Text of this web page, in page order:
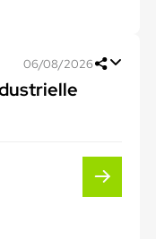
06/08/2026